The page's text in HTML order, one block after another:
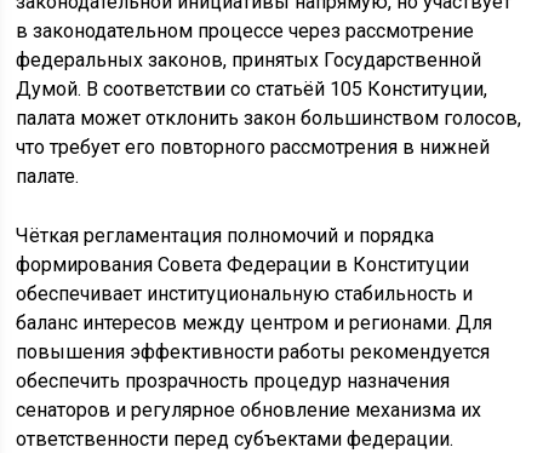
в законодательном процессе через рассмотрение
федеральных законов, принятых Государственной
Думой. В соответствии со статьёй 105 Конституции,
палата может отклонить закон большинством голосов,
что требует его повторного рассмотрения в нижней
палате.
Чёткая регламентация полномочий и порядка
формирования Совета Федерации в Конституции
обеспечивает институциональную стабильность и
баланс интересов между центром и регионами. Для
повышения эффективности работы рекомендуется
обеспечить прозрачность процедур назначения
сенаторов и регулярное обновление механизма их
ответственности перед субъектами федерации.